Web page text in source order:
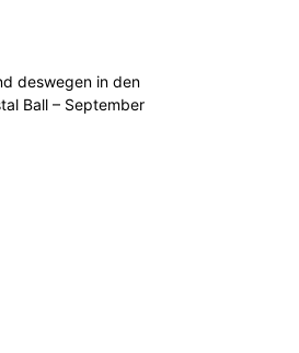
deswegen in den
Ball – September